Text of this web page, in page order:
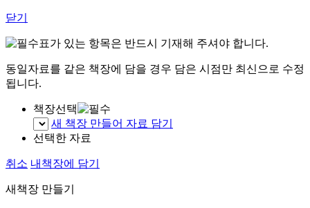
닫기
표가 있는 항목은 반드시 기재해 주셔야 합니다.
동일자료를 같은 책장에 담을 경우 담은 시점만 최신으로 수정
됩니다.
책장선택
새 책장 만들어 자료 담기
선택한 자료
취소 내책장에 담기
새책장 만들기